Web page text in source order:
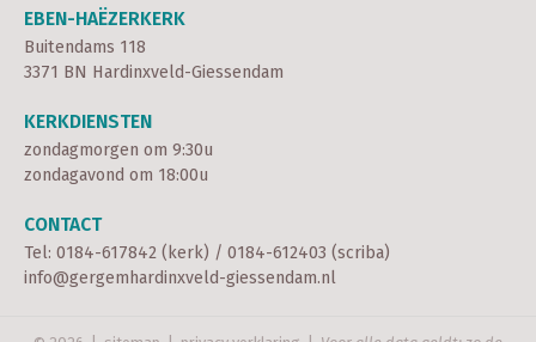
EBEN-HAËZERKERK
Buitendams 118
3371 BN Hardinxveld-Giessendam
KERKDIENSTEN
zondagmorgen om 9:30u
zondagavond om 18:00u
CONTACT
Tel: 0184-617842 (kerk) / 0184-612403 (scriba)
info@gergemhardinxveld-giessendam.nl